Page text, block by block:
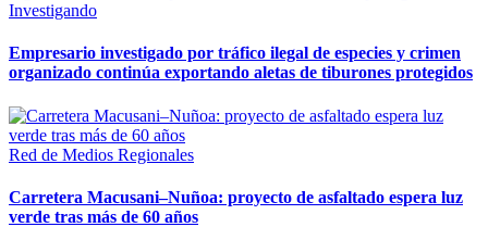
Investigando
Empresario investigado por tráfico ilegal de especies y crimen
organizado continúa exportando aletas de tiburones protegidos
Red de Medios Regionales
Carretera Macusani–Nuñoa: proyecto de asfaltado espera luz
verde tras más de 60 años